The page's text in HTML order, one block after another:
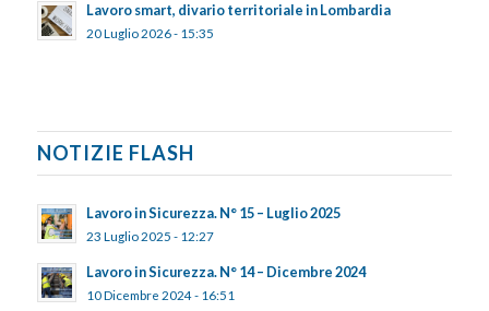
Lavoro smart, divario territoriale in Lombardia
20 Luglio 2026 - 15:35
NOTIZIE FLASH
Lavoro in Sicurezza. N° 15 – Luglio 2025
23 Luglio 2025 - 12:27
Lavoro in Sicurezza. N° 14 – Dicembre 2024
10 Dicembre 2024 - 16:51